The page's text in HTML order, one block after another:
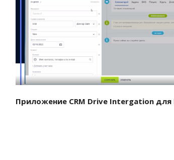
Смотреть проект
Приложение CRM Drive Intergation для